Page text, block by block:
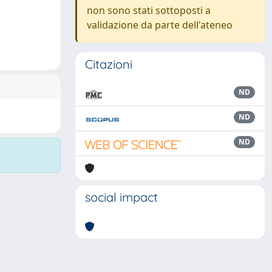
non sono stati sottoposti a
validazione da parte dell'ateneo
Citazioni
ND
ND
ND
social impact